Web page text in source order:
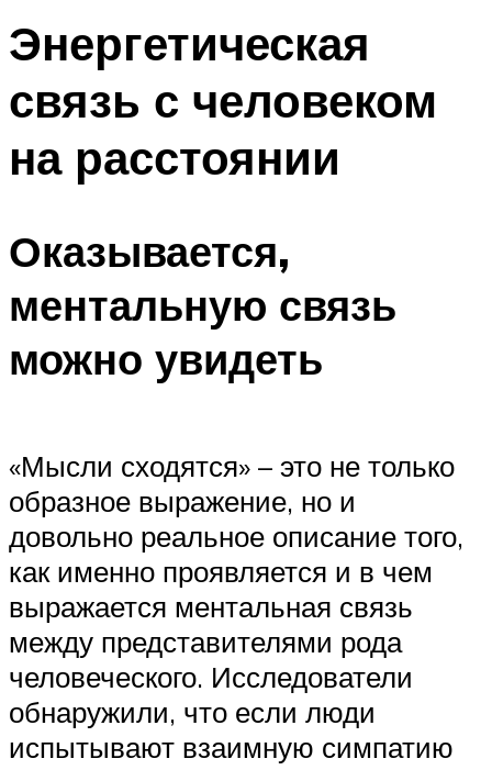
Энергетическая
связь с человеком
на расстоянии
Оказывается,
ментальную связь
можно увидеть
«Мысли сходятся» – это не только
образное выражение, но и
довольно реальное описание того,
как именно проявляется и в чем
выражается ментальная связь
между представителями рода
человеческого. Исследователи
обнаружили, что если люди
испытывают взаимную симпатию